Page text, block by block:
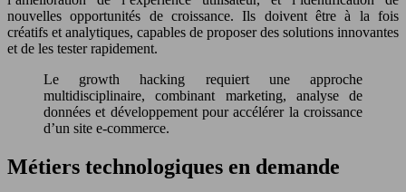
nouvelles opportunités de croissance. Ils doivent être à la fois
créatifs et analytiques, capables de proposer des solutions innovantes
et de les tester rapidement.
Le growth hacking requiert une approche
multidisciplinaire, combinant marketing, analyse de
données et développement pour accélérer la croissance
d’un site e-commerce.
Métiers technologiques en demande